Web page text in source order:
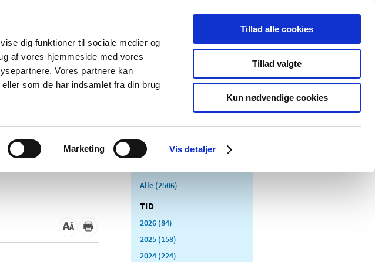
dig funktioner til sociale medier og
af vores hjemmeside med vores
Vores partnere kan
som de har indsamlet fra din brug
Marketing Vis detaljer
Tillad alle cookies
Tillad valgte
Kun nødvendige cookies
Om os Kontakt Udgivelser
Apoteker og salg af
Medicinsk
Særlige
produktområder
Alle (2506)
TID
2026 (84)
2025 (158)
2024 (224)